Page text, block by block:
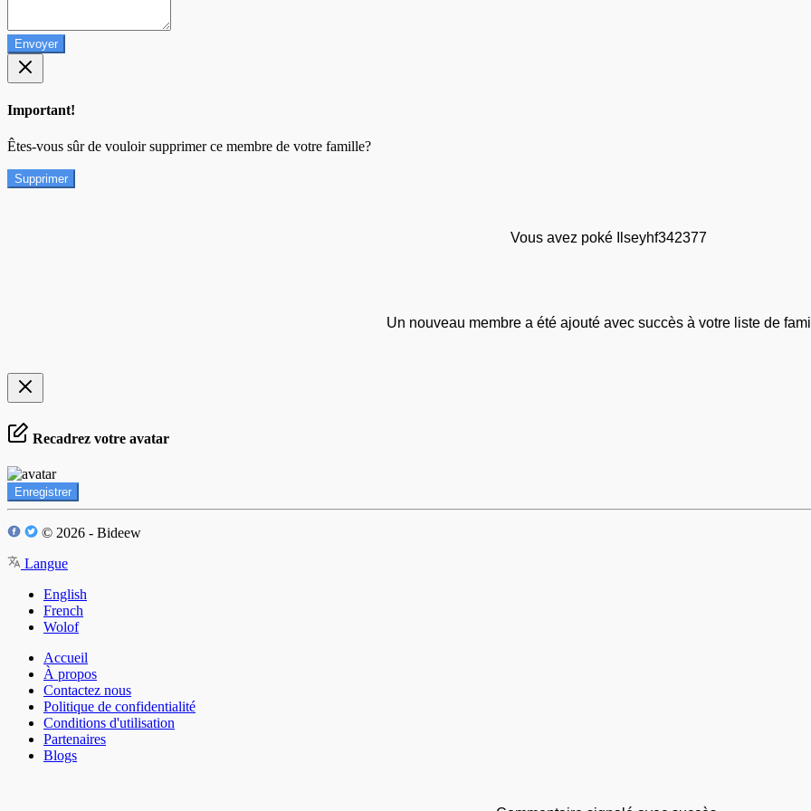
Envoyer
Important!
Êtes-vous sûr de vouloir supprimer ce membre de votre famille?
Supprimer
Vous avez poké Ilseyhf342377
Un nouveau membre a été ajouté avec succès à votre liste de
Recadrez votre avatar
Enregistrer
© 2026 - Bideew
Langue
English
French
Wolof
Accueil
À propos
Contactez nous
Politique de confidentialité
Conditions d'utilisation
Partenaires
Blogs